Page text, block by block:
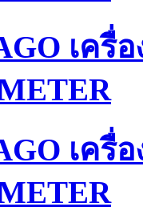
เครื่
เครื่